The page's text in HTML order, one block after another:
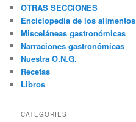
c
a
r
OTRAS SECCIONES
Enciclopedia de los alimentos
Misceláneas gastronómicas
Narraciones gastronómicas
Nuestra O.N.G.
Recetas
Libros
CATEGORIES